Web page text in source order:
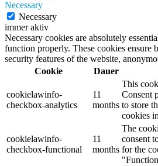
Necessary
Necessary
immer aktiv
Necessary cookies are absolutely
function properly. These cookies ensure
security features of the website,
Cookie
Dauer
cookielawinfo-
checkbox-analytics
11
months
This
Consent
to store
cookies
cookielawinfo-
checkbox-functional
11
months
The
consent
for the